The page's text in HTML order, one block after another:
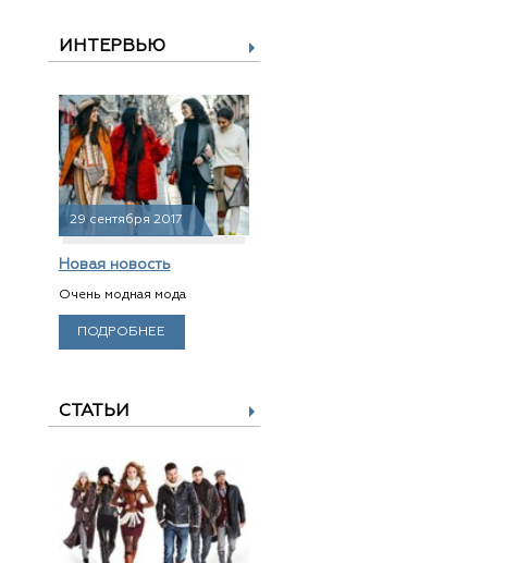
ИНТЕРВЬЮ
29 сентября 2017
Новая новость
Очень модная мода
ПОДРОБНЕЕ
СТАТЬИ